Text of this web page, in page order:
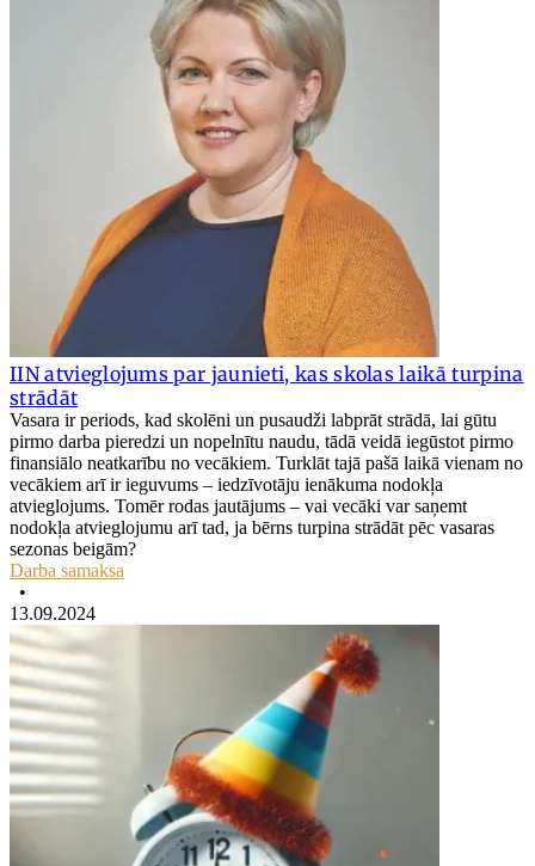
IIN atvieglojums par jaunieti, kas skolas laikā turpina
strādāt
Vasara ir periods, kad skolēni un pusaudži labprāt strādā, lai gūtu
pirmo darba pieredzi un nopelnītu naudu, tādā veidā iegūstot pirmo
finansiālo neatkarību no vecākiem. Turklāt tajā pašā laikā vienam no
vecākiem arī ir ieguvums – iedzīvotāju ienākuma nodokļa
atvieglojums. Tomēr rodas jautājums – vai vecāki var saņemt
nodokļa atvieglojumu arī tad, ja bērns turpina strādāt pēc vasaras
sezonas beigām?
Darba samaksa
•
13.09.2024